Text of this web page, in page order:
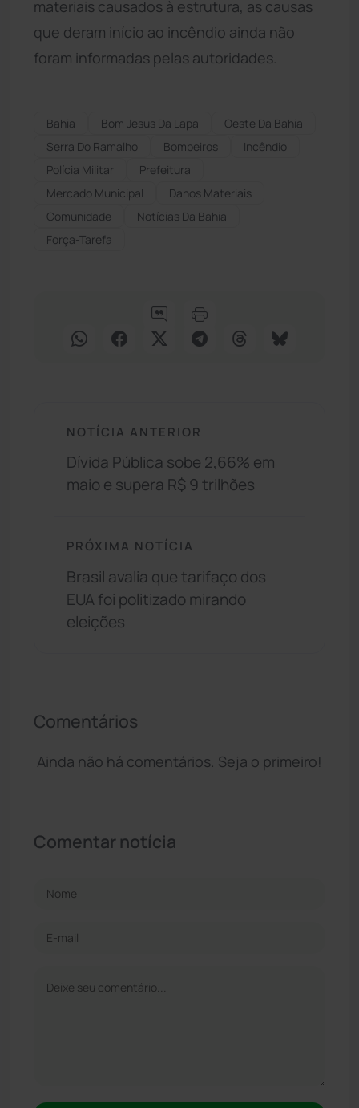
materiais causados à estrutura, as causas
que deram início ao incêndio ainda não
foram informadas pelas autoridades.
Bahia Bom Jesus Da Lapa
Oeste Da Bahia
Serra Do Ramalho
Bombeiros
Incêndio
Polícia Militar
Prefeitura
Mercado Municipal
Danos Materiais
Comunidade
Notícias Da Bahia
Força-Tarefa
NOTÍCIA ANTERIOR
Dívida Pública sobe 2,66% em
maio e supera R$ 9 trilhões
PRÓXIMA NOTÍCIA
Brasil avalia que tarifaço dos
EUA foi politizado mirando
eleições
Comentários
Ainda não há comentários. Seja o primeiro!
Comentar notícia